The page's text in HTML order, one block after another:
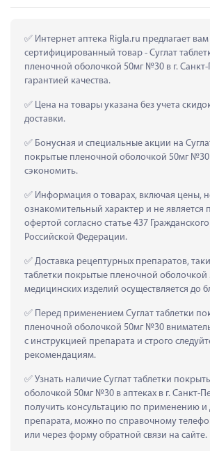
Интернет аптека Rigla.ru предлагает
сертифицированный товар - Суглат
пленочной оболочкой 50мг №30 в г. Санкт-
гарантией качества.
Цена на товары указана без учета
доставки.
Бонусная и специальные акции на
покрытые пленочной оболочкой 50мг
сэкономить.
Информация о товарах, включая цены,
ознакомительный характер и не является
офертой согласно статье 437
Российской Федерации.
Доставка рецептурных препаратов,
таблетки покрытые пленочной
медицинских изделий осуществляется до
Перед применением Суглат таблетки
пленочной оболочкой 50мг №30
с инструкцией препарата и строго
рекомендациям.
Узнать наличие Суглат таблетки
оболочкой 50мг №30 в аптеках в г. Санкт-
получить консультацию по применению и
препарата, можно по справочному
или через форму обратной связи на сайте.